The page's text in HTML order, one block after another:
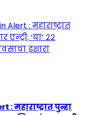
महाराष्ट्रात पुन्हा